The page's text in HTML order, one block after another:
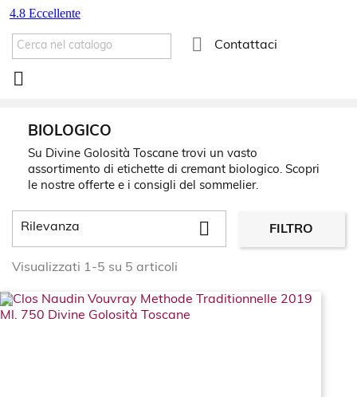
 Contattaci

BIOLOGICO
Su Divine Golosità Toscane trovi un vasto
assortimento di etichette di cremant biologico. Scopri
le nostre offerte e i consigli del sommelier.
Rilevanza  FILTRO
Visualizzati 1-5 su 5 articoli